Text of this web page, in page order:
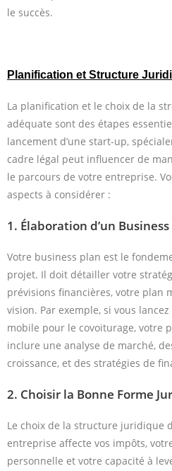
le succès.
Planification et Structure
La planification et le choix de la
adéquate sont des étapes
lancement d’une start-up,
cadre légal peut influencer de
le parcours de votre entreprise.
aspects à considérer :
1. Élaboration d’un
Votre business plan est le
projet. Il doit détailler votre
prévisions financières, votre plan
vision. Par exemple, si vous
mobile pour le covoiturage, votre
inclure une analyse de marché,
croissance, et des stratégies de
2. Choisir la Bonne Forme
Le choix de la structure juridique
entreprise affecte vos impôts,
personnelle et votre capacité à